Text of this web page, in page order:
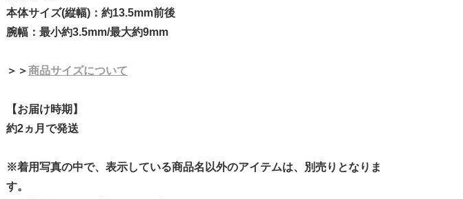
本体サイズ(縦幅)：約13.5mm前後
腕幅：最小約3.5mm/最大約9mm
＞＞商品サイズについて
【お届け時期】
約2ヵ月で発送
※着用写真の中で、表示している商品名以外のアイテムは、別売りとなりま
す。